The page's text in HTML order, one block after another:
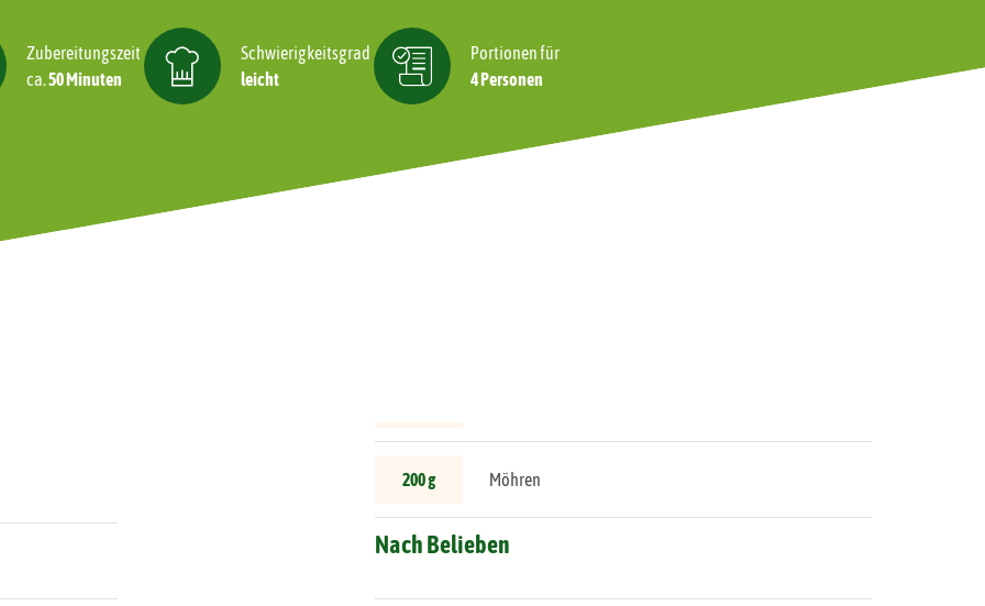
Allergien & Unverträglichkeiten
Alle veganen Produkte anzeigen
Zubereitungszeit
ca.50 Minuten
Schwierigkeitsgrad
leicht
Portionen für
4 Personen
200 g Möhren
Nach Belieben